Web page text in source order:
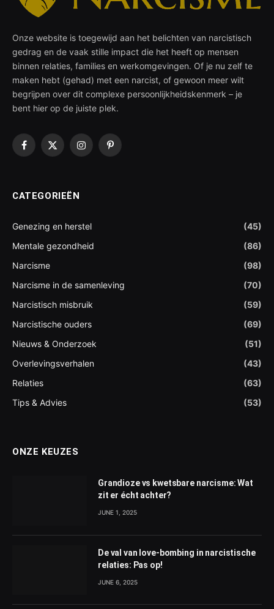
Onze website is toegewijd aan het belichten van narcistisch
gedrag en de vaak stille impact die het heeft op mensen
binnen relaties, families en werkomgevingen. Of je nu zelf te
maken hebt (gehad) met een narcist, of gewoon meer wilt
begrijpen over dit complexe persoonlijkheidskenmerk – je
bent hier op de juiste plek.
Facebook
X
InstagramPinterest
CATEGORIEËN
Genezing en herstel
(45)
Mentale gezondheid
(86)
Narcisme
(98)
Narcisme in de samenleving
(70)
Narcistisch misbruik
(59)
Narcistische ouders
(69)
Nieuws & Onderzoek
(51)
Overlevingsverhalen
(43)
Relaties
(63)
Tips & Advies
(53)
ONZE KEUZES
Grandioze vs kwetsbare narcisme: Wat
zit er écht achter?
JUNE 1, 2025
De val van love-bombing in narcistische
relaties: Pas op!
JUNE 6, 2025